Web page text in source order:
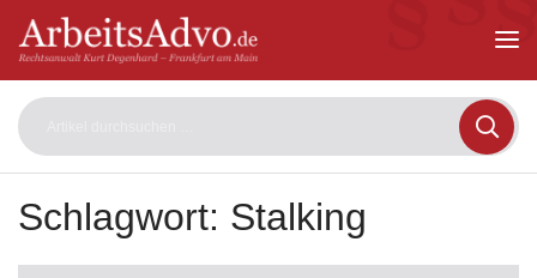
Kurt
Main
Schlagwort: Stalking